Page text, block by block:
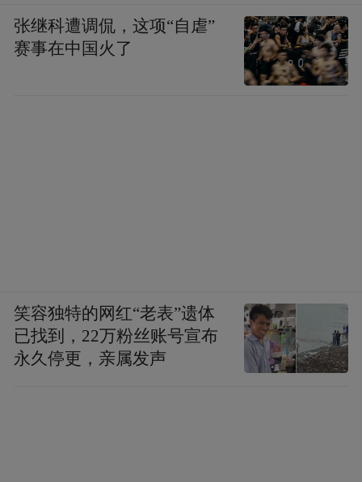
张继科遭调侃，这项“自虐”
赛事在中国火了
笑容独特的网红“老表”遗体
已找到，22万粉丝账号宣布
永久停更，亲属发声